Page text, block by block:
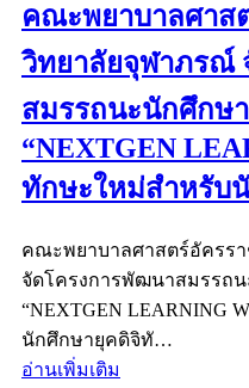
คณะพยาบาลศาส
วิทยาลัยจุฬาภรณ์
สมรรถนะนักศึกษ
“NEXTGEN
ทักษะใหม่สำหรับ
คณะพยาบาลศาสตร์อัครร
จัดโครงการพัฒนาสมรรถ
“NEXTGEN LEARNING
นักศึกษายุคดิจิทั…
อ่านเพิ่มเติม